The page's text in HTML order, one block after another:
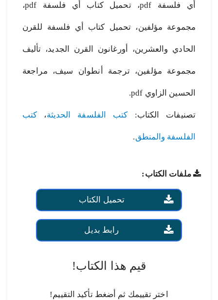
أي فلسفة pdf، تحميل كتاب أي فلسفة pdf،
مجموعة مؤلفين، تحميل كتاب أي فلسفة للقرن
الحادي والعشرين، أورغانون القرن الجديد، تأليف
مجموعة مؤلفين، ترجمة أنطوان سيف، مراجعة
الحسين الزاوي pdf.
تصنيفات الكتاب: كتب الفلسفة الحديثة، كتب
الفلسفة والمنطق.
ملفات الكتاب:
تحميل الكتاب
رابط بديل
قيم هذا الكتاب!
اختر تقييمك ثم أضغط تأكيد التقييم!